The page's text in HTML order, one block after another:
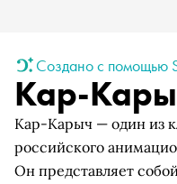
Создано с помощью
Кар-
Кар-Карыч — один из
российского
Он представляет